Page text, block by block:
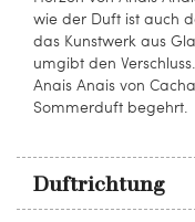
wie der Duft ist auch
das Kunstwerk aus
umgibt den
Anais Anais von
Sommerduft begehrt.
Duftrichtung